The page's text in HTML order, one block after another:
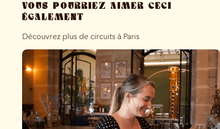
VOUS POURRIEZ AIMER CECI
ÉGALEMENT
Découvrez plus de circuits à Paris